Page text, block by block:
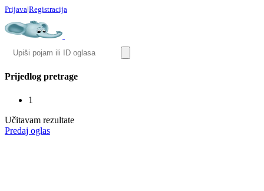
Prijava|Registracija
Prijedlog pretrage
1
Učitavam rezultate
Predaj oglas